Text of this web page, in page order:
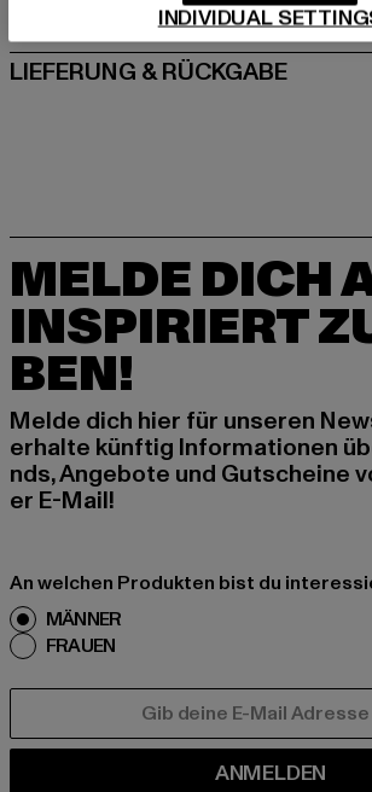
PFLEGEHINWEISE
LIEFERUNG & RÜCKGABE
MELDE DICH
INSPIRIERT
BEN!
Melde dich hier für unseren
erhalte künftig Informationen
nds, Angebote und Gutscheine
er E-Mail!
An welchen Produkten bist du
MÄNNER
FRAUEN
ANMELDEN
INDIVIDUAL